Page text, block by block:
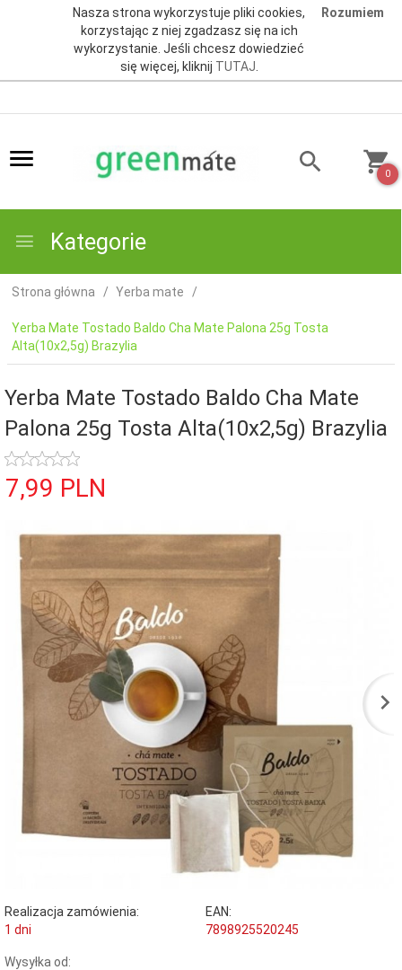
Nasza strona wykorzystuje pliki cookies,
korzystając z niej zgadzasz się na ich
wykorzystanie. Jeśli chcesz dowiedzieć
się więcej, kliknij TUTAJ.
Rozumiem
0
Kategorie
Strona główna Yerba mate
Yerba Mate Tostado Baldo Cha Mate Palona 25g Tosta
Alta(10x2,5g) Brazylia
Yerba Mate Tostado Baldo Cha Mate
Palona 25g Tosta Alta(10x2,5g) Brazylia
7,99 PLN
Realizacja zamówienia:
1 dni
EAN:
7898925520245
Wysyłka od: